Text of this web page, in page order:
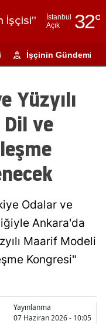
İşçisi"
İstanbul
Açık
32°
Adıyaman
Ağrı
Artvin
Aydın
Balıkesir
Bingöl
İşçinin Gündemi
Yüzyılı
ve
Odalar ve
Ankara'da
Maarif Modeli
Kongresi"
Yayınlanma
07 Haziran 2026 - 10:05